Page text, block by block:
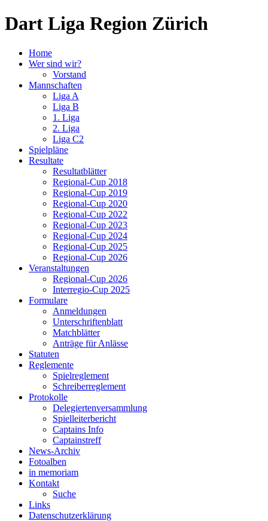
Dart Liga Region Zürich
Home
Wer sind wir?
Vorstand
Mannschaften
Liga A
Liga B
1. Liga
2. Liga
Liga C2
Spielpläne
Resultate
Resultatblätter
Regional-Cup 2018
Regional-Cup 2019
Regional-Cup 2020
Regional-Cup 2022
Regional-Cup 2023
Regional-Cup 2024
Regional-Cup 2025
Regional-Cup 2026
Veranstaltungen
Regional-Cup 2026
Interregio-Cup 2025
Formulare
Anmeldungen
Unterschriftenblatt
Matchblätter
Anträge für Anlässe
Statuten
Reglemente
Spielreglement
Schreiberreglement
Protokolle
Delegiertenversammlung
Spielleiterbericht
Captains Info
Captainstreff
News-Archiv
Fotoalben
in memoriam
Kontakt
Suche
Links
Datenschutzerklärung